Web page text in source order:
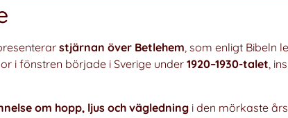
stjärnan över Betlehem, som enligt Bibeln
i fönstren började i Sverige under 1920–1930-talet,
om hopp, ljus och vägledning i den mörkaste